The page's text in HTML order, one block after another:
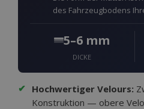
des Fahrzeugbodens
5–6 mm
DICKE
✔ Hochwertiger Velours:
Konstruktion — obere